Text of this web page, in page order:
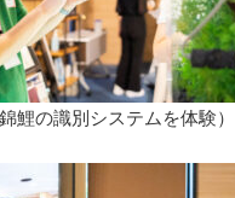
鯉の識別システムを体験）